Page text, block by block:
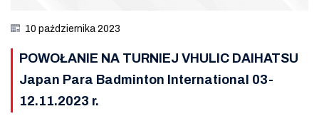
10 października 2023
POWOŁANIE NA TURNIEJ VHULIC DAIHATSU
Japan Para Badminton International 03-
12.11.2023 r.